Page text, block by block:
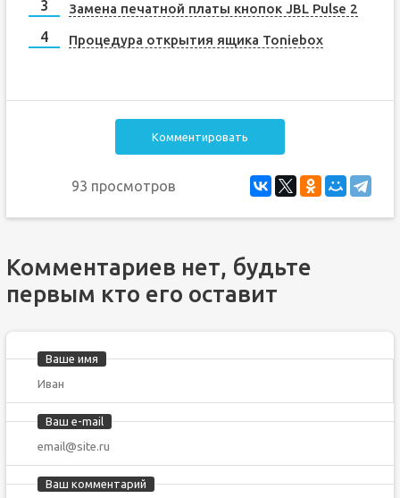
Замена печатной платы кнопок JBL Pulse 2
Процедура открытия ящика Toniebox
Комментировать
93 просмотров
Комментариев нет, будьте
первым кто его оставит
Ваше имя
Ваш e-mail
Ваш комментарий